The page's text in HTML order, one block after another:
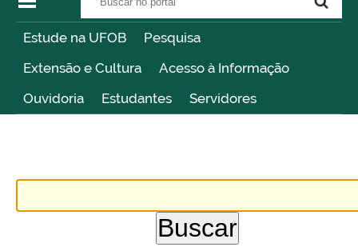
Estude na UFOB
Pesquisa
Extensão e Cultura
Acesso à Informação
Ouvidoria
Estudantes Servidores